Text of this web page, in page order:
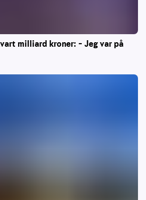
milliard kroner: – Jeg var på